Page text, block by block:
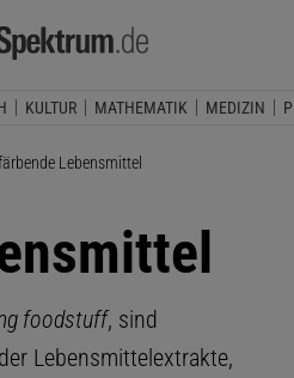
KULTUR MATHEMATIK MEDIZIN
Seite:
Lebensmittel
foodstuff, sind
Lebensmittelextrakte,